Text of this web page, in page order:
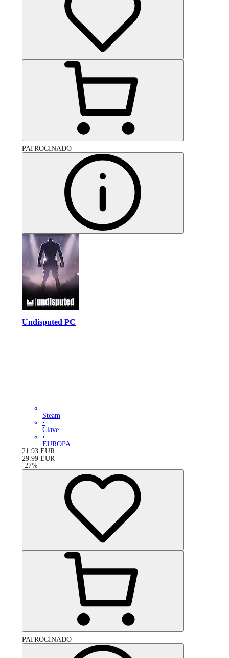
PATROCINADO
Undisputed PC
Steam
•
Clave
•
EUROPA
21.93 EUR
29.99 EUR
-27%
PATROCINADO